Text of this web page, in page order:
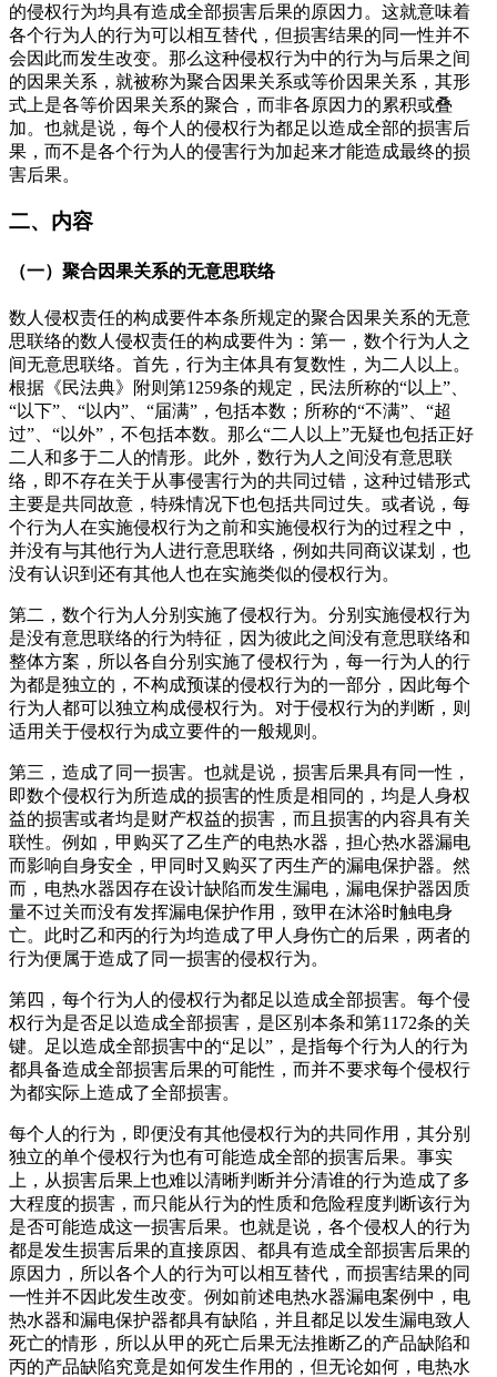
的侵权行为均具有造成全部损害后果的原因力。这就意味着
各个行为人的行为可以相互替代，但损害结果的同一性并不
会因此而发生改变。那么这种侵权行为中的行为与后果之间
的因果关系，就被称为聚合因果关系或等价因果关系，其形
式上是各等价因果关系的聚合，而非各原因力的累积或叠
加。也就是说，每个人的侵权行为都足以造成全部的损害后
果，而不是各个行为人的侵害行为加起来才能造成最终的损
害后果。
二、内容
（一）聚合因果关系的无意思联络
数人侵权责任的构成要件本条所规定的聚合因果关系的无意
思联络的数人侵权责任的构成要件为：第一，数个行为人之
间无意思联络。首先，行为主体具有复数性，为二人以上。
根据《民法典》附则第1259条的规定，民法所称的“以上”、
“以下”、“以内”、“届满”，包括本数；所称的“不满”、“超
过”、“以外”，不包括本数。那么“二人以上”无疑也包括正好
二人和多于二人的情形。此外，数行为人之间没有意思联
络，即不存在关于从事侵害行为的共同过错，这种过错形式
主要是共同故意，特殊情况下也包括共同过失。或者说，每
个行为人在实施侵权行为之前和实施侵权行为的过程之中，
并没有与其他行为人进行意思联络，例如共同商议谋划，也
没有认识到还有其他人也在实施类似的侵权行为。
第二，数个行为人分别实施了侵权行为。分别实施侵权行为
是没有意思联络的行为特征，因为彼此之间没有意思联络和
整体方案，所以各自分别实施了侵权行为，每一行为人的行
为都是独立的，不构成预谋的侵权行为的一部分，因此每个
行为人都可以独立构成侵权行为。对于侵权行为的判断，则
适用关于侵权行为成立要件的一般规则。
第三，造成了同一损害。也就是说，损害后果具有同一性，
即数个侵权行为所造成的损害的性质是相同的，均是人身权
益的损害或者均是财产权益的损害，而且损害的内容具有关
联性。例如，甲购买了乙生产的电热水器，担心热水器漏电
而影响自身安全，甲同时又购买了丙生产的漏电保护器。然
而，电热水器因存在设计缺陷而发生漏电，漏电保护器因质
量不过关而没有发挥漏电保护作用，致甲在沐浴时触电身
亡。此时乙和丙的行为均造成了甲人身伤亡的后果，两者的
行为便属于造成了同一损害的侵权行为。
第四，每个行为人的侵权行为都足以造成全部损害。每个侵
权行为是否足以造成全部损害，是区别本条和第1172条的关
键。足以造成全部损害中的“足以”，是指每个行为人的行为
都具备造成全部损害后果的可能性，而并不要求每个侵权行
为都实际上造成了全部损害。
每个人的行为，即便没有其他侵权行为的共同作用，其分别
独立的单个侵权行为也有可能造成全部的损害后果。事实
上，从损害后果上也难以清晰判断并分清谁的行为造成了多
大程度的损害，而只能从行为的性质和危险程度判断该行为
是否可能造成这一损害后果。也就是说，各个侵权人的行为
都是发生损害后果的直接原因、都具有造成全部损害后果的
原因力，所以各个人的行为可以相互替代，而损害结果的同
一性并不因此发生改变。例如前述电热水器漏电案例中，电
热水器和漏电保护器都具有缺陷，并且都足以发生漏电致人
死亡的情形，所以从甲的死亡后果无法推断乙的产品缺陷和
丙的产品缺陷究竟是如何发生作用的，但无论如何，电热水